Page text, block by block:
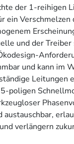
der 1-reihigen
ein Verschmelzen
und der Treiber
und kann im
Leitungen
poligen
austauschbar,
verlängern